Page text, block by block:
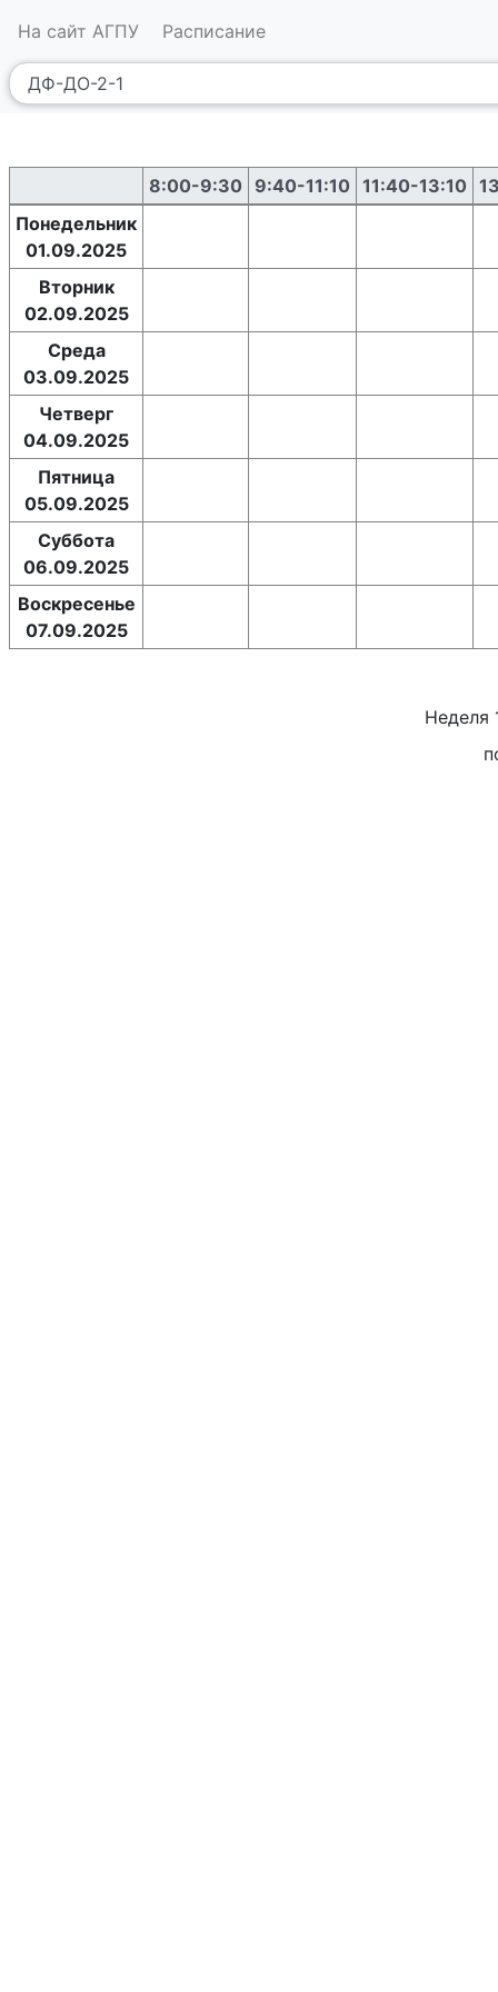
На сайт АГПУ Расписание
8:00-9:30 9:40-11:10 11:40-13:10
Понедельник
01.09.2025
Вторник
02.09.2025
Среда
03.09.2025
Четверг
04.09.2025
Пятница
05.09.2025
Суббота
06.09.2025
Воскресенье
07.09.2025
Неделя